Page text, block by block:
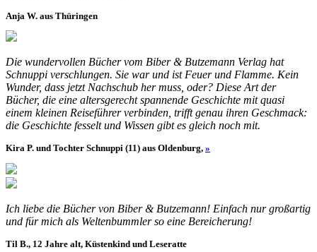
Anja W. aus Thüringen
Die wundervollen Bücher vom Biber & Butzemann Verlag hat
Schnuppi verschlungen. Sie war und ist Feuer und Flamme. Kein
Wunder, dass jetzt Nachschub her muss, oder? Diese Art der
Bücher, die eine altersgerecht spannende Geschichte mit quasi
einem kleinen Reiseführer verbinden, trifft genau ihren Geschmack:
die Geschichte fesselt und Wissen gibt es gleich noch mit.
Kira P. und Tochter Schnuppi (11) aus Oldenburg, »
Ich liebe die Bücher von Biber & Butzemann! Einfach nur großartig
und für mich als Weltenbummler so eine Bereicherung!
Til B., 12 Jahre alt, Küstenkind und Leseratte